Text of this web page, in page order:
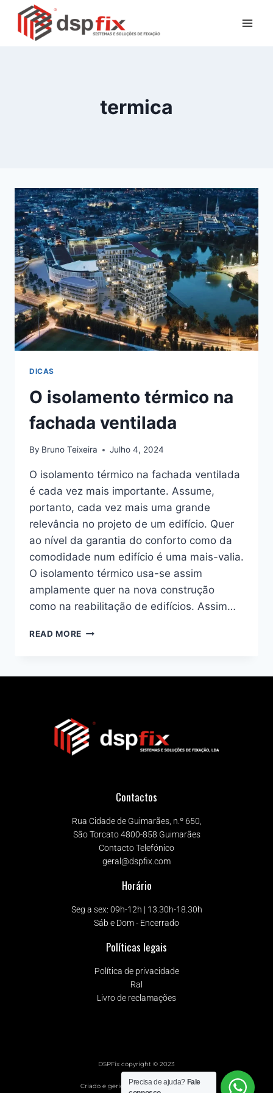
termica
DICAS
O isolamento térmico na
fachada ventilada
By Bruno Teixeira Julho 4, 2024
O isolamento térmico na fachada ventilada
é cada vez mais importante. Assume,
portanto, cada vez mais uma grande
relevância no projeto de um edifício. Quer
ao nível da garantia do conforto como da
comodidade num edifício é uma mais-valia.
O isolamento térmico usa-se assim
amplamente quer na nova construção
como na reabilitação de edifícios. Assim…
READ MORE
Contactos
Rua Cidade de Guimarães, n.º 650,
São Torcato 4800-858 Guimarães
Contacto Telefónico
geral@dspfix.com
Horário
Seg a sex: 09h-12h | 13.30h-18.30h
Sáb e Dom - Encerrado
Políticas legais
Política de privacidade
Ral
Livro de reclamações
DSPFix copyright © 2023
Criado e gerido com ❤️ pela Behs.pt
Precisa de ajuda? Fale